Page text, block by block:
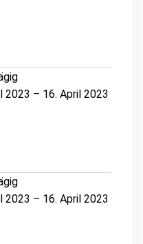
2023 – 16. April 2023
2023 – 16. April 2023